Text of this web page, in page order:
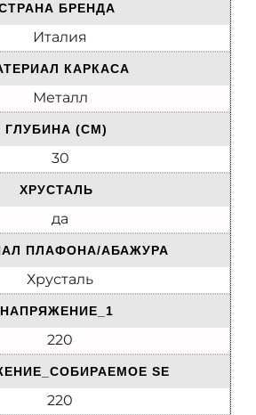
БРЕНДА
Италия
КАРКАСА
Металл
ГЛУБИНА (СМ)
30
ХРУСТАЛЬ
да
ПЛАФОНА/АБАЖУРА
Хрусталь
НАПРЯЖЕНИЕ_1
220
SE
220